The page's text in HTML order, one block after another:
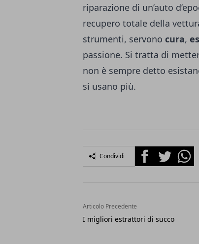
riparazione di un’auto
recupero totale della
strumenti, servono cura,
passione. Si tratta di
non è sempre detto
si usano più.
Condividi FacebookTwitter
Articolo Precedente
I migliori estrattori di succo